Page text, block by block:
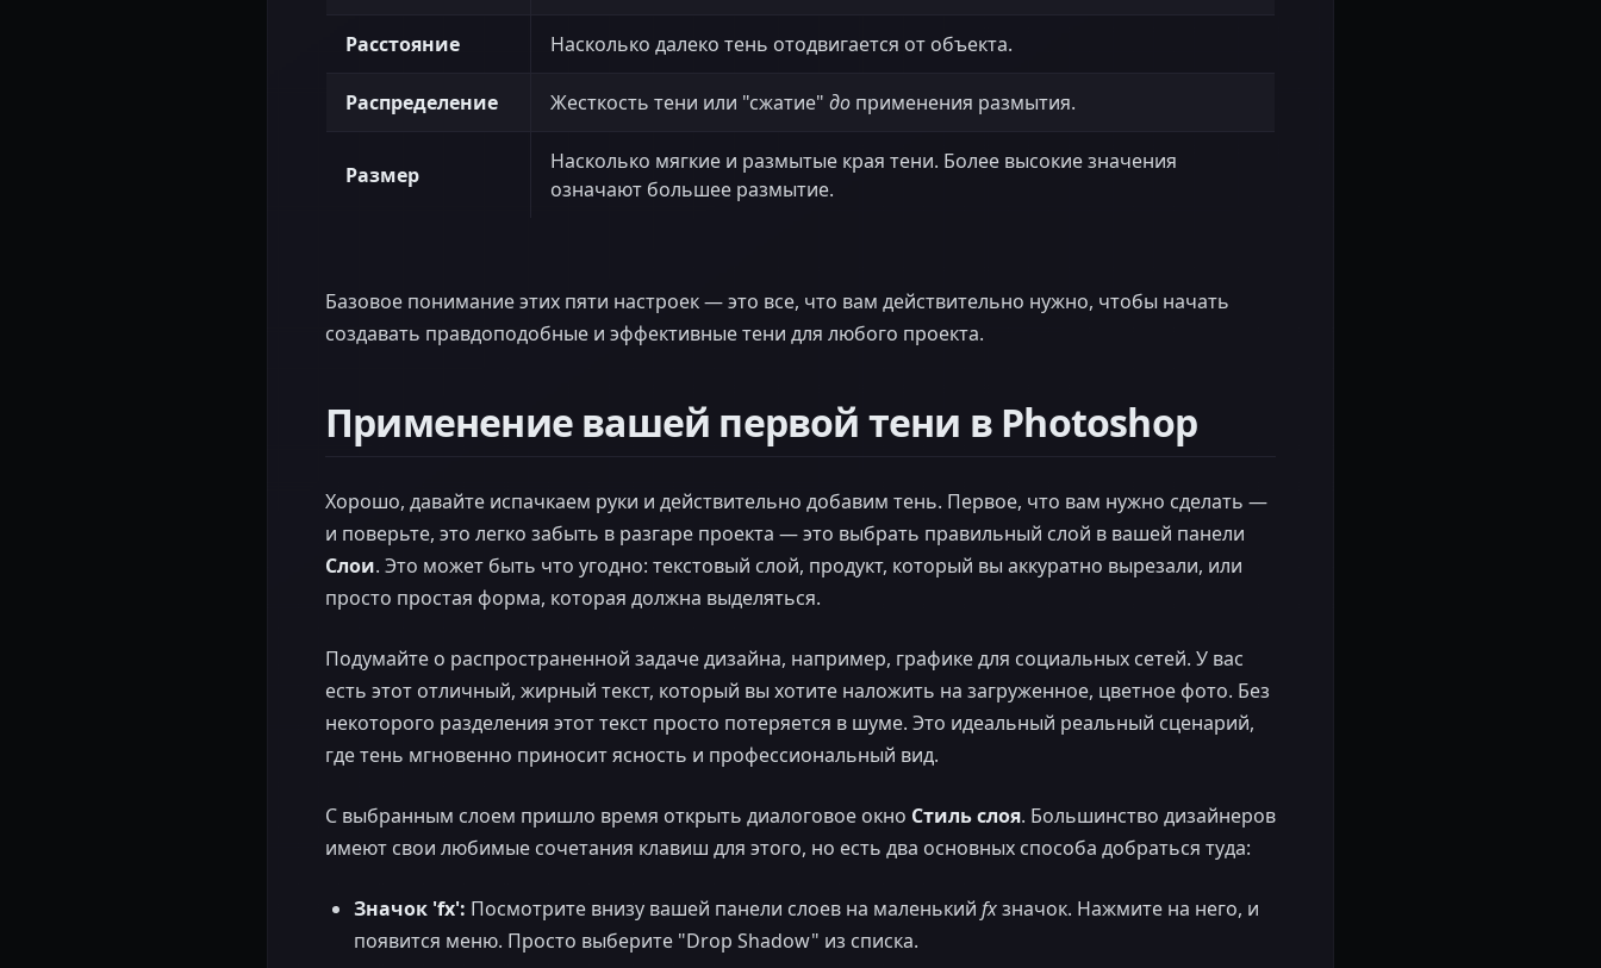
Расстояние Насколько далеко тень отодвигается от объекта.
Распределение Жесткость тени или "сжатие" до применения размытия.
Размер
Насколько мягкие и размытые края тени. Более высокие значения
означают большее размытие.
Базовое понимание этих пяти настроек — это все, что вам действительно нужно, чтобы начать
создавать правдоподобные и эффективные тени для любого проекта.
Применение вашей первой тени в Photoshop
Хорошо, давайте испачкаем руки и действительно добавим тень. Первое, что вам нужно сделать —
и поверьте, это легко забыть в разгаре проекта — это выбрать правильный слой в вашей панели
Слои. Это может быть что угодно: текстовый слой, продукт, который вы аккуратно вырезали, или
просто простая форма, которая должна выделяться.
Подумайте о распространенной задаче дизайна, например, графике для социальных сетей. У вас
есть этот отличный, жирный текст, который вы хотите наложить на загруженное, цветное фото. Без
некоторого разделения этот текст просто потеряется в шуме. Это идеальный реальный сценарий,
где тень мгновенно приносит ясность и профессиональный вид.
С выбранным слоем пришло время открыть диалоговое окно Стиль слоя. Большинство дизайнеров
имеют свои любимые сочетания клавиш для этого, но есть два основных способа добраться туда:
Значок 'fx': Посмотрите внизу вашей панели слоев на маленький fxзначок. Нажмите на него, и
появится меню. Просто выберите "Drop Shadow" из списка.